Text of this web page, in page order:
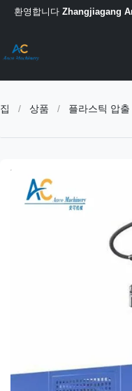
환영합니다 Zhangjiagang
집 / 상품 / 플라스틱 압